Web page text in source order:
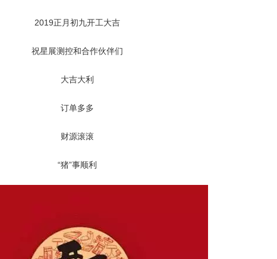
2019正月初九开工大吉
祝星展测控和合作伙伴们
大吉大利
订单多多
财源滚滚
“猪”事顺利